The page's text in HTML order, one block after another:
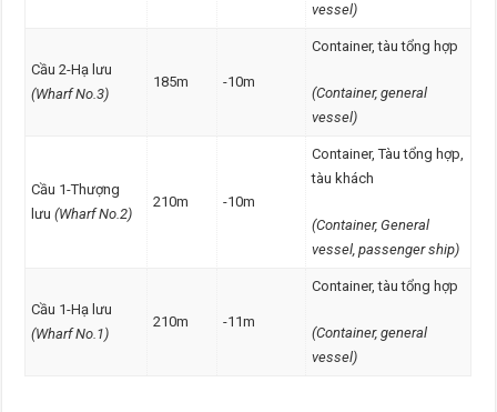
vessel)
Cầu 2-Hạ lưu
(Wharf No.3)
185m -10m
Container, tàu tổng hợp
(Container, general
vessel)
Cầu 1-Thượng
lưu(Wharf No.2)
210m -10m
Container, Tàu tổng hợp,
tàu khách
(Container,General
vessel, passenger ship)
Cầu 1-Hạ lưu
(Wharf No.1)
210m -11m
Container, tàu tổng hợp
(Container, general
vessel)